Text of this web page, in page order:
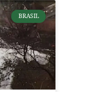
BRASIL